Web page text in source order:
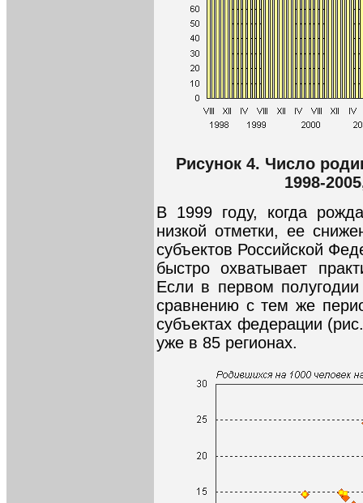
Рисунок 4. Число
1998-
В 1999 году, когда
низкой отметки, ее
субъектов Российской
быстро охватывает
Если в первом
сравнению с тем же
субъектах федерации
уже в 85 регионах.